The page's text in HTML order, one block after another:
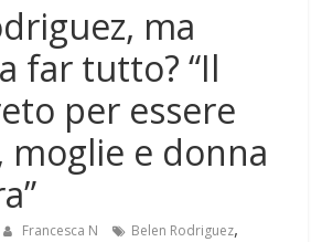
ma
far tutto? “Il
per essere
moglie e donna
Francesca N Belen Rodriguez,